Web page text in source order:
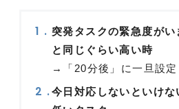
突発タスクの緊急度がい
と同じぐらい高い時
→「20分後」に一旦設定
今日対応しないといけ